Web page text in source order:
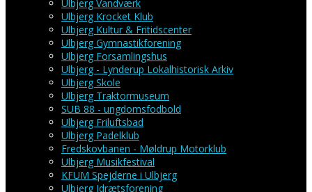
Ulbjerg Vandværk
Ulbjerg Krocket Klub
Ulbjerg Kultur & Fritidscenter
Ulbjerg Gymnastikforening
Ulbjerg Forsamlingshus
Ulbjerg - Lynderup Lokalhistorisk Arkiv
Ulbjerg Skole
Ulbjerg Traktormuseum
SUB 88 - ungdomsfodbold
Ulbjerg Friluftsbad
Ulbjerg Padelklub
Fredskovbanen - Møldrup Motorklub
Ulbjerg Musikfestival
KFUM Spejderne i Ulbjerg
Ulbjerg Idrætsforening